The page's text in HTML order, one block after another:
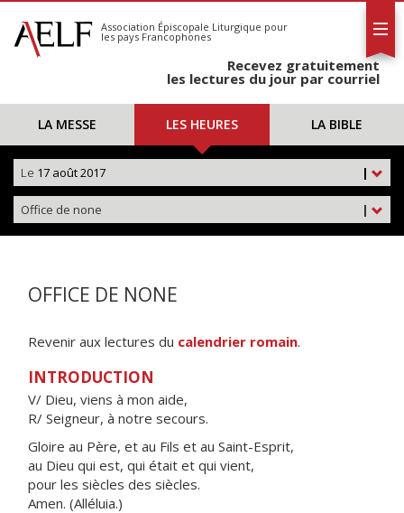
S'abonner
Calendrier
Association Épiscopale Liturgique pour
les pays Francophones
Recevez gratuitement
les lectures du jour par courriel
LA MESSE LES HEURES LA BIBLE
|
Le 17 août 2017
|
Office de none
OFFICE DE NONE
Revenir aux lectures du calendrier romain.
INTRODUCTION
V/ Dieu, viens à mon aide,
R/ Seigneur, à notre secours.
Gloire au Père, et au Fils et au Saint-Esprit,
au Dieu qui est, qui était et qui vient,
pour les siècles des siècles.
Amen. (Alléluia.)